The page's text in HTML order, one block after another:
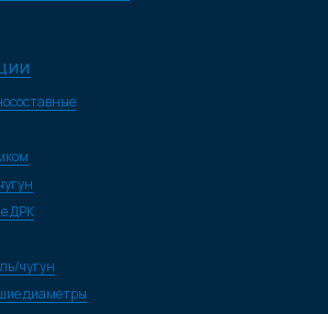
ДРК
чугун
диаметры